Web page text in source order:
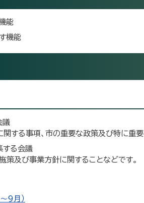
能
機能
議
する事項、市の重要な政策及び特に重
する会議
策及び事業方針に関することなどです。
9月）